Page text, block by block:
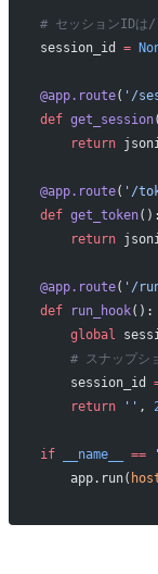
# セッションIDは/
session_id =
@app.route( '/
def get_session
    return
@app.route( '/
def get_token():
    return
@app.route( '/
def run_hook():
    global
# スナップシ
    session_id
    return
'' ,
if __name__ ==
    app.run(